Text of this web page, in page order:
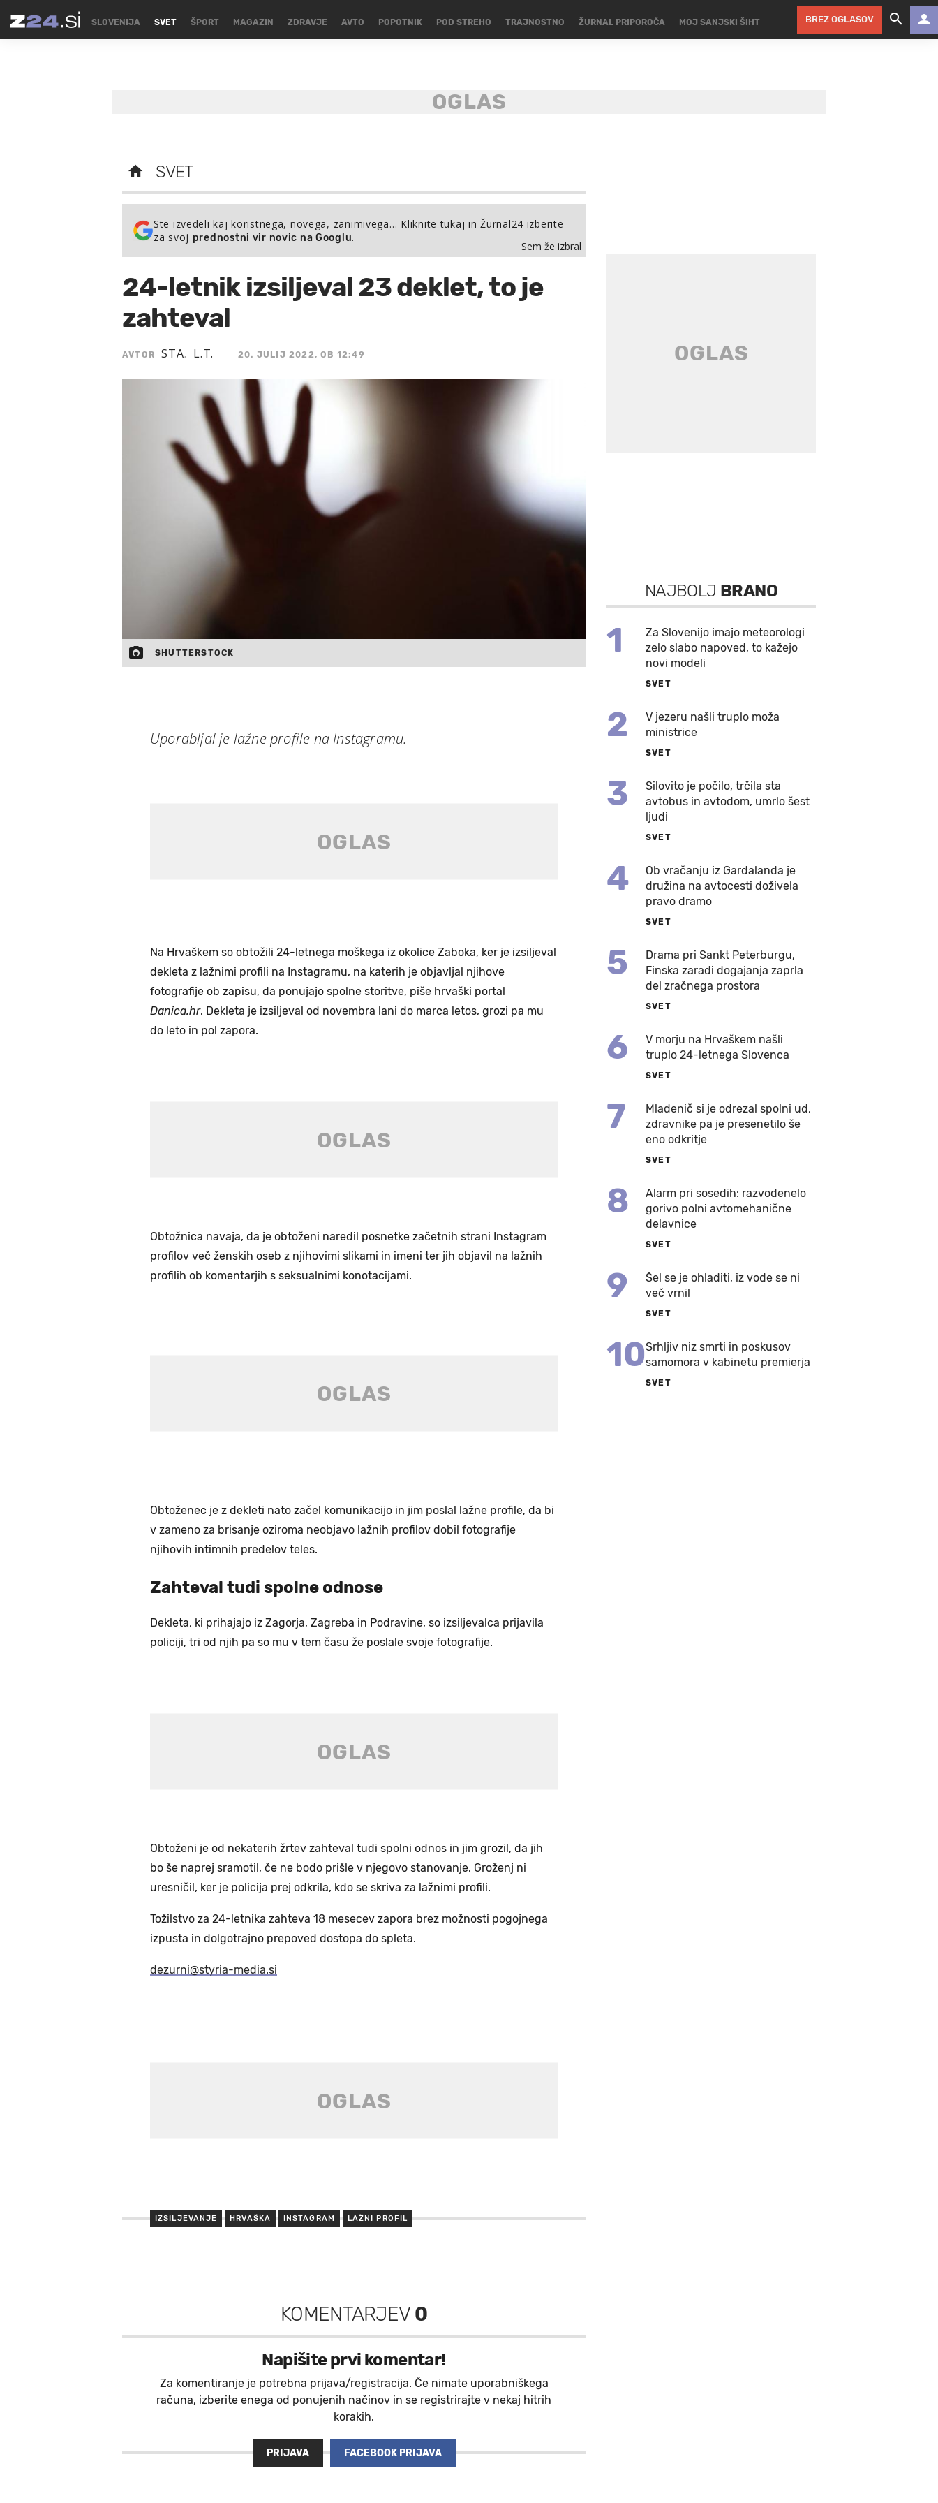
SLOVENIJA SVET ŠPORT MAGAZIN ZDRAVJE AVTO POPOTNIK POD STREHO TRAJNOSTNO ŽURNAL PRIPOROČA MOJ SANJSKI ŠIHT BREZ OGLASOV
SVET
Ste izvedeli kaj koristnega, novega, zanimivega… Kliknite tukaj in Žurnal24 izberite
za svoj prednostni vir novic na Googlu.
Sem že izbral
24-letnik izsiljeval 23 deklet, to je
zahteval
AVTOR STA, L.T. 20. JULIJ 2022, OB 12:49
SHUTTERSTOCK
Uporabljal je lažne profile na Instagramu.
Na Hrvaškem so obtožili 24-letnega moškega iz okolice Zaboka, ker je izsiljeval
dekleta z lažnimi profili na Instagramu, na katerih je objavljal njihove
fotografije ob zapisu, da ponujajo spolne storitve, piše hrvaški portal
Danica.hr. Dekleta je izsiljeval od novembra lani do marca letos, grozi pa mu
do leto in pol zapora.
Obtožnica navaja, da je obtoženi naredil posnetke začetnih strani Instagram
profilov več ženskih oseb z njihovimi slikami in imeni ter jih objavil na lažnih
profilih ob komentarjih s seksualnimi konotacijami.
Obtoženec je z dekleti nato začel komunikacijo in jim poslal lažne profile, da bi
v zameno za brisanje oziroma neobjavo lažnih profilov dobil fotografije
njihovih intimnih predelov teles.
Zahteval tudi spolne odnose
Dekleta, ki prihajajo iz Zagorja, Zagreba in Podravine, so izsiljevalca prijavila
policiji, tri od njih pa so mu v tem času že poslale svoje fotografije.
Obtoženi je od nekaterih žrtev zahteval tudi spolni odnos in jim grozil, da jih
bo še naprej sramotil, če ne bodo prišle v njegovo stanovanje. Groženj ni
uresničil, ker je policija prej odkrila, kdo se skriva za lažnimi profili.
Tožilstvo za 24-letnika zahteva 18 mesecev zapora brez možnosti pogojnega
izpusta in dolgotrajno prepoved dostopa do spleta.
dezurni@styria-media.si
IZSILJEVANJE HRVAŠKA INSTAGRAM LAŽNI PROFIL
KOMENTARJEV 0
Napišite prvi komentar!
Za komentiranje je potrebna prijava/registracija. Če nimate uporabniškega
računa, izberite enega od ponujenih načinov in se registrirajte v nekaj hitrih
korakih.
PRIJAVA FACEBOOK PRIJAVA
NAJBOLJ BRANO
1
Za Slovenijo imajo meteorologi
zelo slabo napoved, to kažejo
novi modeli
SVET
2
V jezeru našli truplo moža
ministrice
SVET
3
Silovito je počilo, trčila sta
avtobus in avtodom, umrlo šest
ljudi
SVET
4
Ob vračanju iz Gardalanda je
družina na avtocesti doživela
pravo dramo
SVET
5
Drama pri Sankt Peterburgu,
Finska zaradi dogajanja zaprla
del zračnega prostora
SVET
6
V morju na Hrvaškem našli
truplo 24-letnega Slovenca
SVET
7
Mladenič si je odrezal spolni ud,
zdravnike pa je presenetilo še
eno odkritje
SVET
8
Alarm pri sosedih: razvodenelo
gorivo polni avtomehanične
delavnice
SVET
9
Šel se je ohladiti, iz vode se ni
več vrnil
SVET
10Srhljiv niz smrti in poskusov
samomora v kabinetu premierja
SVET